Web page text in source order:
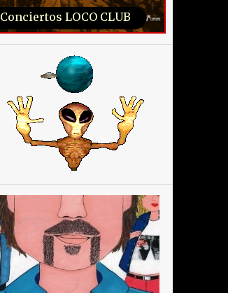
Conciertos LOCO CLUB